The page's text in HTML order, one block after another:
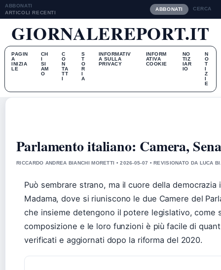
ABBONATI
ARTICOLI RECENTI
ABBONATI CERCA
GIORNALEREPORT.IT
PAGIN
A
INIZIA
LE
CH
I
SI
AM
O
C
O
N
TA
TT
I
S
T
O
R
I
A
INFORMATIV
A SULLA
PRIVACY
INFORM
ATIVA
COOKIE
NO
TIZ
IAR
IO
N
O
T
I
Z
I
E
Parlamento italiano: Camera,
RICCARDO ANDREA BIANCHI MORETTI • 2026-05-07 • REVISIONATO DA LUCA
Può sembrare strano, ma il cuore della
Madama, dove si riuniscono le due Camere del
che insieme detengono il potere legislativo, come
composizione e le loro funzioni è più facile di
verificati e aggiornati dopo la riforma del 2020.